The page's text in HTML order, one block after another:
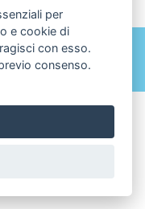
per
e cookie di
con esso.
consenso.